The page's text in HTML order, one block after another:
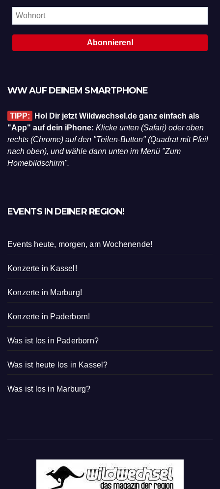
WW AUF DEINEM SMARTPHONE
TIPP:
Hol Dir jetzt Wildwechsel.de ganz einfach als
"App" auf dein iPhone: Klicke unten (Safari) oder oben
rechts (Chrome) auf den "Teilen-Button" (Quadrat mit Pfeil
nach oben), und wähle dann unten im Menü "Zum
Homebildschirm".
EVENTS IN DEINER REGION!
Events heute, morgen, am Wochenende!
Konzerte in Kassel!
Konzerte in Marburg!
Konzerte in Paderborn!
Was ist los in Paderborn?
Was ist heute los in Kassel?
Was ist los in Marburg?